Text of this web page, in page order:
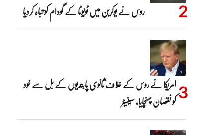
روس نے یوکرین میں ٹویوٹا کے گودام کو تباہ کردیا
امریکا نے روس کے خلاف ثانوی پابندیوں کے بل سے خود
کو نقصان پہنچایا، سینیٹر